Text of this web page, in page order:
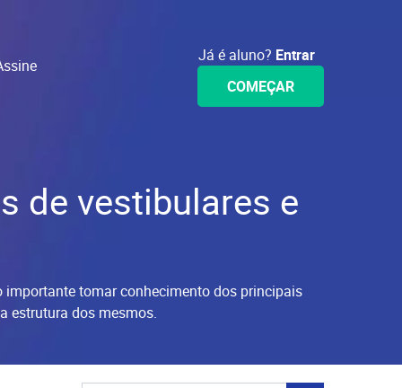
Já é aluno? Entrar
COMEÇAR
de vestibulares e
importante tomar conhecimento dos principais
estrutura dos mesmos.